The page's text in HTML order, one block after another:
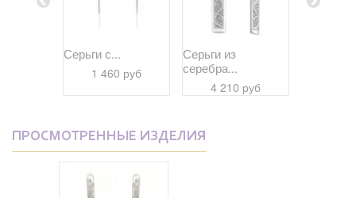
Серьги с...
1 460 руб
Серьги из
серебра...
4 210 руб
ПРОСМОТРЕННЫЕ ИЗДЕЛИЯ